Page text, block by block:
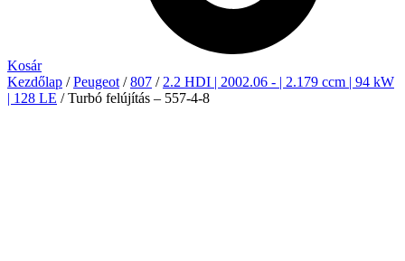
Kosár
Kezdőlap /Peugeot /807 / 2.2 HDI | 2002.06 - | 2.179 ccm | 94 kW
| 128 LE / Turbó felújítás – 557-4-8